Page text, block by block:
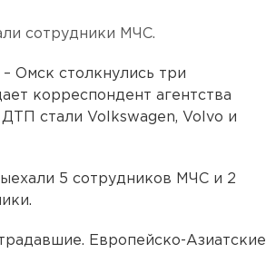
сотрудники МЧС.
Омск столкнулись три
корреспондент агентства
стали Volkswagen, Volvo и
5 сотрудников МЧС и 2
Европейско-Азиатские